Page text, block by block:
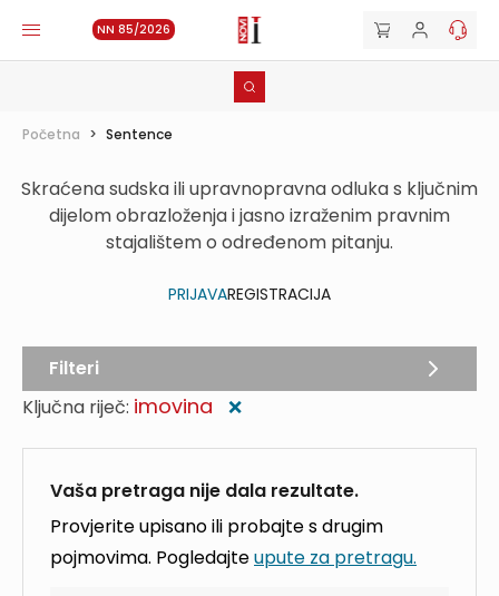
NN 85/2026
Početna > Sentence
Skraćena sudska ili upravnopravna odluka s ključnim
dijelom obrazloženja i jasno izraženim pravnim
stajalištem o određenom pitanju.
PRIJAVAREGISTRACIJA
Ključna riječ: imovina ❌
Vaša pretraga nije dala rezultate.
Provjerite upisano ili probajte s drugim
pojmovima. Pogledajteupute za pretragu.
Filteri